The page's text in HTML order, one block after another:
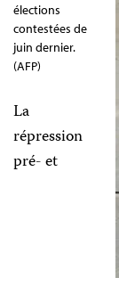
élections
contestées de
juin dernier.
(AFP)
La
répression
pré- et